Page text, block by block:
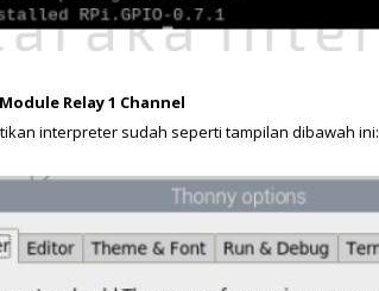
Relay 1 Channel
interpreter sudah seperti tampilan dibawah ini: